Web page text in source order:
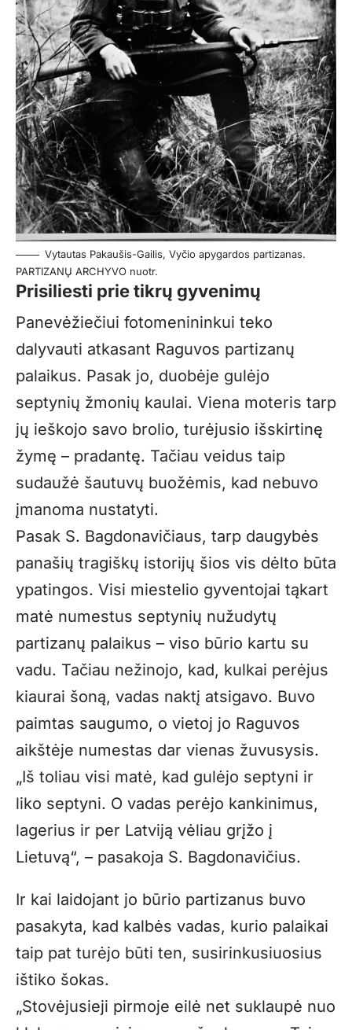
Vytautas Pakaušis-Gailis, Vyčio apygardos partizanas.
PARTIZANŲ ARCHYVO nuotr.
Prisiliesti prie tikrų gyvenimų
Panevėžiečiui fotomenininkui teko
dalyvauti atkasant Raguvos partizanų
palaikus. Pasak jo, duobėje gulėjo
septynių žmonių kaulai. Viena moteris tarp
jų ieškojo savo brolio, turėjusio išskirtinę
žymę – pradantę. Tačiau veidus taip
sudaužė šautuvų buožėmis, kad nebuvo
įmanoma nustatyti.
Pasak S. Bagdonavičiaus, tarp daugybės
panašių tragiškų istorijų šios vis dėlto būta
ypatingos. Visi miestelio gyventojai tąkart
matė numestus septynių nužudytų
partizanų palaikus – viso būrio kartu su
vadu. Tačiau nežinojo, kad, kulkai perėjus
kiaurai šoną, vadas naktį atsigavo. Buvo
paimtas saugumo, o vietoj jo Raguvos
aikštėje numestas dar vienas žuvusysis.
„Iš toliau visi matė, kad gulėjo septyni ir
liko septyni. O vadas perėjo kankinimus,
lagerius ir per Latviją vėliau grįžo į
Lietuvą“, – pasakoja S. Bagdonavičius.
Ir kai laidojant jo būrio partizanus buvo
pasakyta, kad kalbės vadas, kurio palaikai
taip pat turėjo būti ten, susirinkusiuosius
ištiko šokas.
„Stovėjusieji pirmoje eilė net suklaupė nuo